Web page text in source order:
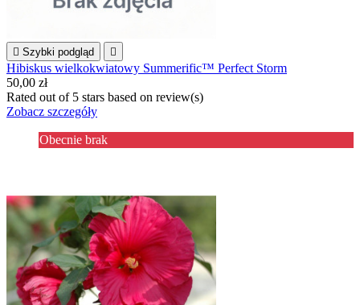
 Szybki podgląd 
Hibiskus wielkokwiatowy Summerific™ Perfect Storm
50,00 zł
Rated out of 5 stars based on review(s)
Zobacz szczegóły
Obecnie brak